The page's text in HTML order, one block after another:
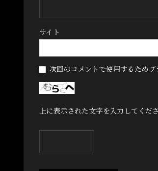
サイト
次回のコメントで使用するためブ
上に表示された文字を入力してくださ